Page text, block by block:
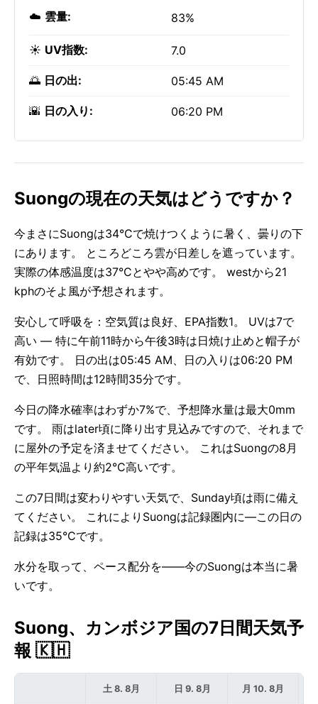
☁️ 雲量: 83%
☀️ UV指数: 7.0
🌅 日の出: 05:45 AM
🌇 日の入り: 06:20 PM
Suongの現在の天気はどうですか？
今まさにSuongは34°Cで焼けつくように暑く、曇りの下
にあります。 ところどころ雲が日差しを遮っています。
実際の体感温度は37°Cとやや高めです。 westから21
kphのそよ風が予想されます。
安心して呼吸を：空気質は良好、EPA指数1。 UVは7で
高い — 特に午前11時から午後3時は日焼け止めと帽子が
有効です。 日の出は05:45 AM、日の入りは06:20 PM
で、日照時間は12時間35分です。
今日の降水確率はわずか7%で、予想降水量は最大0mm
です。 雨はlater頃に降り出す見込みですので、それまで
に屋外の予定を済ませてください。 これはSuongの8月
の平年気温より約2°C高いです。
この7日間は変わりやすい天気で、Sunday頃は雨に備え
てください。 これによりSuongは記録圏内に—この日の
記録は35°Cです。
水分を取って、ペース配分を——今のSuongは本当に暑
いです。
Suong、カンボジア国の7日間天気予
報 🇰🇭
土 8. 8月 日 9. 8月 月 10. 8月